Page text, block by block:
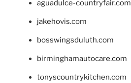
aguadulce-countryfair.com
jakehovis.com
bosswingsduluth.com
birminghamautocare.com
tonyscountrykitchen.com